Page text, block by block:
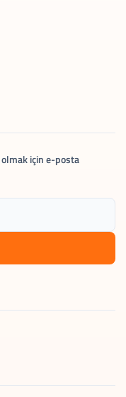
için e-posta